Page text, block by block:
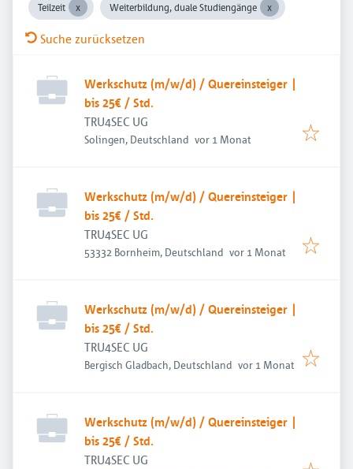
Teilzeit Weiterbildung, duale Studiengänge
Suche zurücksetzen
Werkschutz (m/w/d) / Quereinsteiger |
bis 25€ / Std.
TRU4SEC UG
Solingen, Deutschland Veröffentlicht
vor 1 Monat
Werkschutz (m/w/d) / Quereinsteiger |
bis 25€ / Std.
TRU4SEC UG
53332 Bornheim, Deutschland Veröffentlicht
vor 1 Monat
Werkschutz (m/w/d) / Quereinsteiger |
bis 25€ / Std.
TRU4SEC UG
Bergisch Gladbach, Deutschland Veröffentlicht
vor 1 Monat
Werkschutz (m/w/d) / Quereinsteiger |
bis 25€ / Std.
TRU4SEC UG